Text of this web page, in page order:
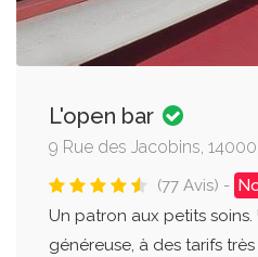
L'open bar
9 Rue des Jacobins,
(77 Avis) -
Un patron aux petits
généreuse, à des tarifs